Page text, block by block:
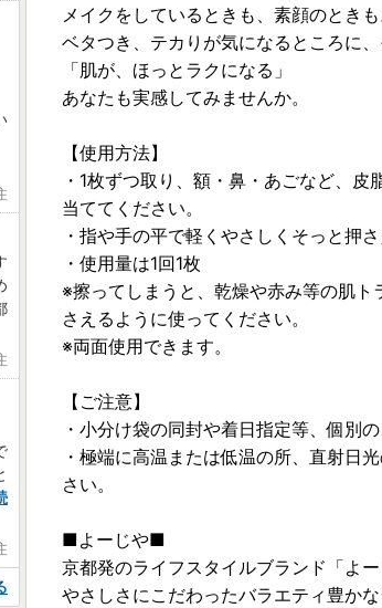
メイクをしているときも、素顔のときも
ベタつき、テカりが気になるところに、
「肌が、ほっとラクになる」
あなたも実感してみませんか。
【使用方法】
・1枚ずつ取り、額・鼻・あごなど、
当ててください。
・指や手の平で軽くやさしくそっと押さ
・使用量は1回1枚
※擦ってしまうと、乾燥や赤み等の肌
さえるように使ってください。
※両面使用できます。
【ご注意】
・小分け袋の同封や着日指定等、個別
・極端に高温または低温の所、直射日
さい。
■よーじや■
京都発のライフスタイルブランド「よー
やさしさにこだわったバラエティ豊か